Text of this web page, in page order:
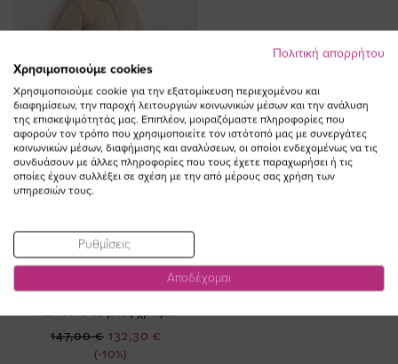
ΠΡΟΣΘΗΚΗ ΣΤΟ
ΚΑΛΑΘΙ
Μπουφάν ελαφρύ plus size
καπιτονέ σε μπεζ χρώμα
(-10%)
Ειδική
Τιμή
132,30 €
147,00 €
Πολιτική απορρήτου
Χρησιμοποιούμε cookies
Χρησιμοποιούμε cookie για την εξατομίκευση περιεχομένου και
διαφημίσεων, την παροχή λειτουργιών κοινωνικών μέσων και την ανάλυση
της επισκεψιμότητάς μας. Επιπλέον, μοιραζόμαστε πληροφορίες που
αφορούν τον τρόπο που χρησιμοποιείτε τον ιστότοπό μας με συνεργάτες
κοινωνικών μέσων, διαφήμισης και αναλύσεων, οι οποίοι ενδεχομένως να τις
συνδυάσουν με άλλες πληροφορίες που τους έχετε παραχωρήσει ή τις
οποίες έχουν συλλέξει σε σχέση με την από μέρους σας χρήση των
υπηρεσιών τους.
Ρυθμίσεις
Αποδέχομαι